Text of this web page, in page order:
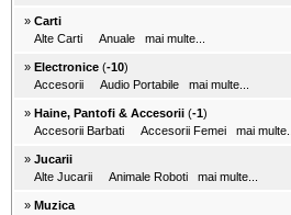
» Carti
Alte Carti
Anuale mai multe...
» Electronice (-10)
Accesorii
Audio Portabile mai multe...
» Haine, Pantofi & Accesorii (-1)
Accesorii Barbati
Accesorii Femei mai multe...
» Jucarii
Alte Jucarii
Animale Roboti mai multe...
» Muzica